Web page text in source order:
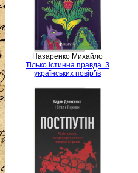
Назаренко Михайло
Тілько істинна правда. З
українських повір’їв